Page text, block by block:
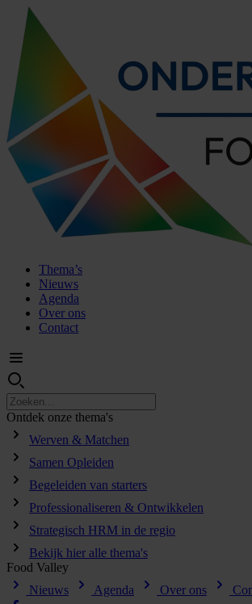
Thema’s
Nieuws
Agenda
Over ons
Contact
Ontdek onze thema's
Werven & Matchen
Samen Opleiden
Begeleiden van starters
Professionaliseren & Ontwikkelen
Strategisch HRM in de regio
Bekijk hier alle thema's
Food Valley
Nieuws
Agenda Over ons